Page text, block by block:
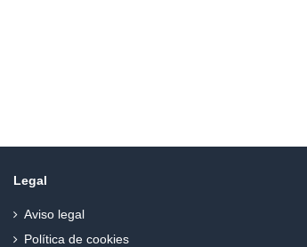
Legal
Aviso legal
Política de cookies